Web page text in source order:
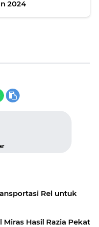
2024
Rel untuk
Miras Hasil Razia Pekat